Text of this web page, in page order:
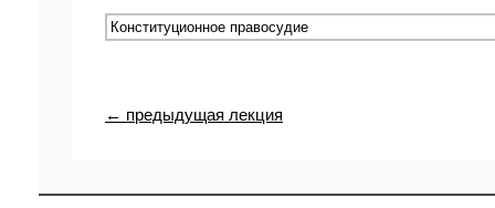
← предыдущая лекция